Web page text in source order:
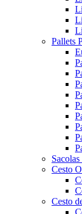
Pallets
Cesto
Cesto